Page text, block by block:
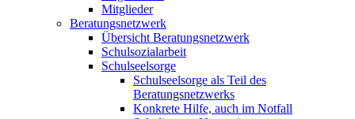
Mitglieder
Beratungsnetzwerk
Übersicht Beratungsnetzwerk
Schulsozialarbeit
Schulseelsorge
Schulseelsorge als Teil des
Beratungsnetzwerks
Konkrete Hilfe, auch im Notfall